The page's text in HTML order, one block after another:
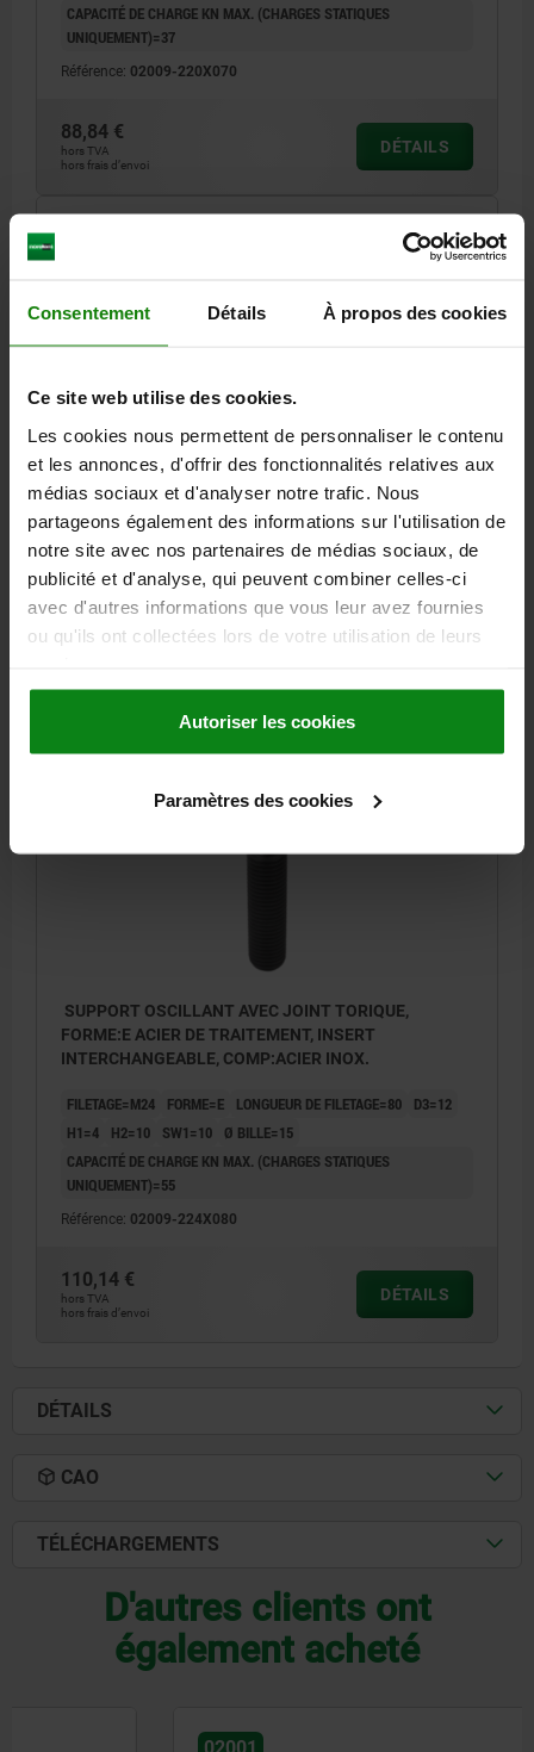
Consentement Détails À propos des cookies
Ce site web utilise des cookies.
Les cookies nous permettent de personnaliser le contenu
et les annonces, d'offrir des fonctionnalités relatives aux
médias sociaux et d'analyser notre trafic. Nous
partageons également des informations sur l'utilisation de
notre site avec nos partenaires de médias sociaux, de
publicité et d'analyse, qui peuvent combiner celles-ci
avec d'autres informations que vous leur avez fournies
ou qu'ils ont collectées lors de votre utilisation de leurs
Autoriser les cookies
Paramètres des cookies
CAPACITÉ DE CHARGE KN MAX. (CHARGES STATIQUES
UNIQUEMENT)=37
Référence: 02009-220X070
88,84 €
hors TVA
hors frais d’envoi
DÉTAILS
SUPPORT OSCILLANT AVEC JOINT TORIQUE,
FORME:E ACIER DE TRAITEMENT, INSERT
INTERCHANGEABLE, COMP:ACIER INOX.
FILETAGE=M24 FORME=E LONGUEUR DE FILETAGE=40
D3=12
H1=4 H2=10 SW1=10 Ø BILLE=15
CAPACITÉ DE CHARGE KN MAX. (CHARGES STATIQUES
UNIQUEMENT)=55
Référence: 02009-224X040
SUPPORT OSCILLANT AVEC JOINT TORIQUE,
FORME:E ACIER DE TRAITEMENT, INSERT
INTERCHANGEABLE, COMP:ACIER INOX.
FILETAGE=M24 FORME=E LONGUEUR DE FILETAGE=80
D3=12
H1=4
H2=10 SW1=10
Ø BILLE=15
CAPACITÉ DE CHARGE KN MAX. (CHARGES STATIQUES
UNIQUEMENT)=55
Référence: 02009-224X080
110,14 €
hors TVA
hors frais d’envoi
DÉTAILS
DÉTAILS
CAO
TÉLÉCHARGEMENTS
D'autres clients ont
également acheté